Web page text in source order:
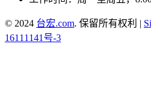
© 2024 台宏.com. 保留所有权利 |
16111141号-3